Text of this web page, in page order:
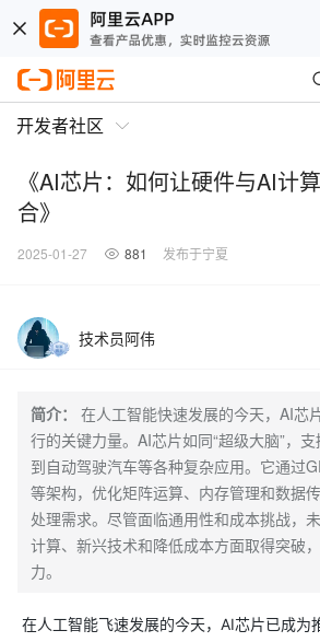
开发者社区
《AI芯片：如何让硬件与AI计
合》
2025-01-27 881 发布于宁夏
技术员阿伟
简介：
在人工智能快速发展的今天，AI芯
行的关键力量。AI芯片如同“超级大脑”，
到自动驾驶汽车等各种复杂应用。它通过
等架构，优化矩阵运算、内存管理和数据
处理需求。尽管面临通用性和成本挑战，
计算、新兴技术和降低成本方面取得突破
力。
在人工智能飞速发展的今天，AI芯片已成为